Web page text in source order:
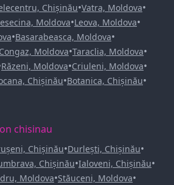
Chișinău•Vatra, Moldova•
Moldova•Leova, Moldova•
•Basarabeasca, Moldova•
Congaz, Moldova•Taraclia, Moldova•
Răzeni, Moldova•Criuleni, Moldova•
Chișinău•Botanica, Chișinău•
chisinau
Chișinău•Durlești, Chișinău•
Chișinău•Ialoveni, Chișinău•
Moldova•Stăuceni, Moldova•